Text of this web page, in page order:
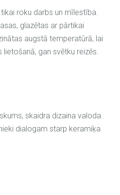
roku darbs un mīlestība.
glazētas ar pārtikai
augstā temperatūrā, lai
gan svētku reizēs.
skaidra dizaina valoda.
dialogam starp keramiķa